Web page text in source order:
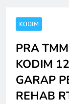
KODIM
PRA
KODIM
GARAP
REHAB